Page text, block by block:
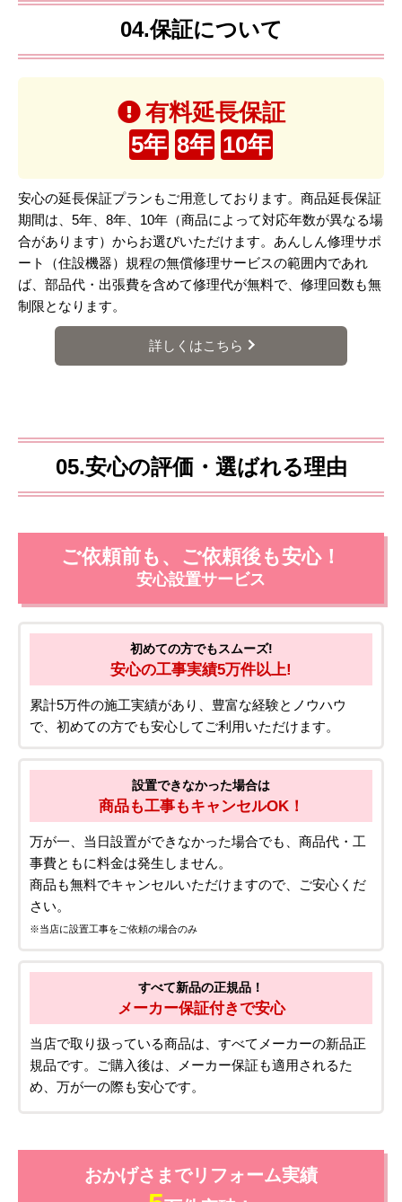
04.保証について
有料延長保証
5年 8年 10年
安心の延長保証プランもご用意しております。商品延長保証
期間は、5年、8年、10年（商品によって対応年数が異なる場
合があります）からお選びいただけます。あんしん修理サポ
ート（住設機器）規程の無償修理サービスの範囲内であれ
ば、部品代・出張費を含めて修理代が無料で、修理回数も無
制限となります。
詳しくはこちら
05.安心の評価・選ばれる理由
ご依頼前も、ご依頼後も安心！
安心設置サービス
初めての方でもスムーズ!
安心の工事実績5万件以上!
累計5万件の施工実績があり、豊富な経験とノウハウ
で、初めての方でも安心してご利用いただけます。
設置できなかった場合は
商品も工事もキャンセルOK！
万が一、当日設置ができなかった場合でも、商品代・工
事費ともに料金は発生しません。
商品も無料でキャンセルいただけますので、ご安心くだ
さい。
※当店に設置工事をご依頼の場合のみ
すべて新品の正規品！
メーカー保証付きで安心
当店で取り扱っている商品は、すべてメーカーの新品正
規品です。ご購入後は、メーカー保証も適用されるた
め、万が一の際も安心です。
おかげさまでリフォーム実績